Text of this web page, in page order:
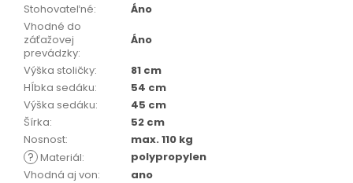
Stohovateľné:
Áno
Vhodné do
záťažovej
prevádzky:
Áno
Výška stoličky:
81 cm
Hĺbka sedáku:
54 cm
Výška sedáku:
45 cm
Šírka:
52 cm
Nosnost: max. 110 kg
? Materiál:
polypropylen
Vhodná aj von:
ano